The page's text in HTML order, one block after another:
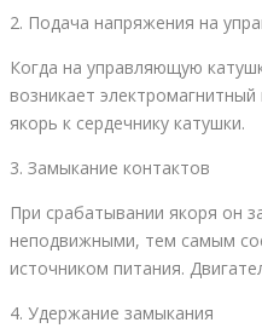
2. Подача напряжения на
Когда на управляющую
возникает
якорь к сердечнику катушки.
3. Замыкание контактов
При срабатывании якоря он
неподвижными, тем самым
источником питания.
4. Удержание замыкания